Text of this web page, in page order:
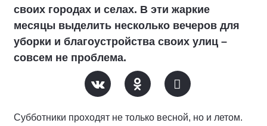
своих городах и селах. В эти жаркие
месяцы выделить несколько вечеров для
уборки и благоустройства своих улиц –
совсем не проблема.
Субботники проходят не только весной, но и летом.